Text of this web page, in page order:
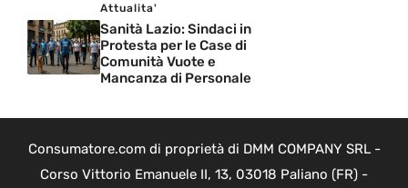
Attualita'
Sanità Lazio: Sindaci in
Protesta per le Case di
Comunità Vuote e
Mancanza di Personale
Consumatore.com di proprietà di DMM COMPANY SRL -
Corso Vittorio Emanuele II, 13, 03018 Paliano (FR) -